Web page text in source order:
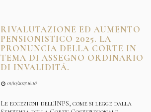
RIVALUTAZIONE ED AUMENTO
PENSIONISTICO 2025. LA
PRONUNCIA DELLA CORTE IN
TEMA DI ASSEGNO ORDINARIO
DI INVALIDITÀ.
01/10/2025 16:18
Le eccezioni dell'INPS, come si legge dalla